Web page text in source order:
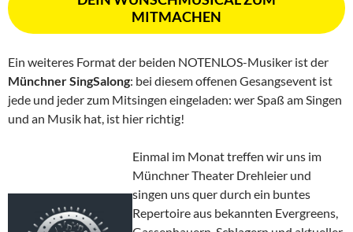
MITMACHEN
Ein weiteres Format der beiden NOTENLOS-Musiker ist der
Münchner SingSalong: bei diesem offenen Gesangsevent ist
jede und jeder zum Mitsingen eingeladen: wer Spaß am Singen
und an Musik hat, ist hier richtig!
Einmal im Monat treffen wir uns im
Münchner Theater Drehleier und
singen uns quer durch ein buntes
Repertoire aus bekannten Evergreens,